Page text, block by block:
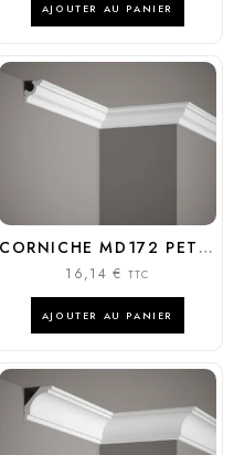
AJOUTER AU PANIER
CORNICHE MD172 PETITE MODERNE 4,5CM POLYURÉTHANE | MARDOM DÉCOR
16,14€ TTC
AJOUTER AU PANIER